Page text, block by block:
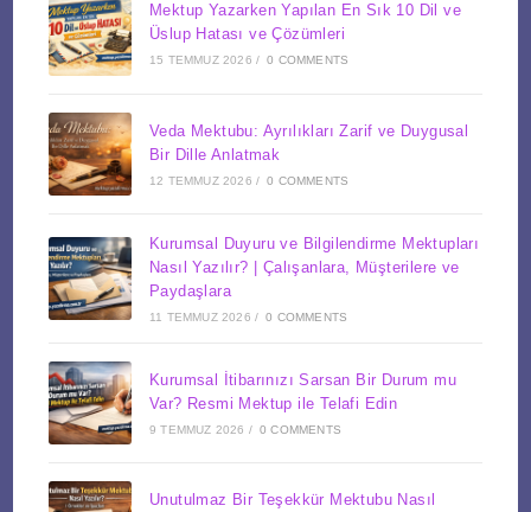
Mektup Yazarken Yapılan En Sık 10 Dil ve
Üslup Hatası ve Çözümleri
15 TEMMUZ 2026 / 0 COMMENTS
Veda Mektubu: Ayrılıkları Zarif ve Duygusal
Bir Dille Anlatmak
12 TEMMUZ 2026 / 0 COMMENTS
Kurumsal Duyuru ve Bilgilendirme Mektupları
Nasıl Yazılır? | Çalışanlara, Müşterilere ve
Paydaşlara
11 TEMMUZ 2026 / 0 COMMENTS
Kurumsal İtibarınızı Sarsan Bir Durum mu
Var? Resmi Mektup ile Telafi Edin
9 TEMMUZ 2026 / 0 COMMENTS
Unutulmaz Bir Teşekkür Mektubu Nasıl